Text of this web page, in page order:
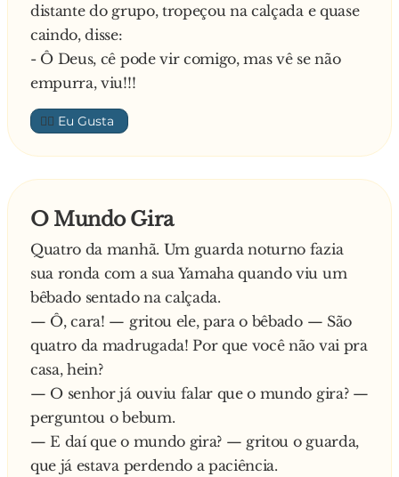
— Ligaram do bar e disseram que você
esqueceu a cadeira de rodas lá de novo!
distante do grupo, tropeçou na calçada e quase
caindo, disse:
- Ô Deus, cê pode vir comigo, mas vê se não
empurra, viu!!!
👍🏼
O Mundo Gira
Quatro da manhã. Um guarda noturno fazia
sua ronda com a sua Yamaha quando viu um
bêbado sentado na calçada.
— Ô, cara! — gritou ele, para o bêbado — São
quatro da madrugada! Por que você não vai pra
casa, hein?
— O senhor já ouviu falar que o mundo gira? —
perguntou o bebum.
— E daí que o mundo gira? — gritou o guarda,
que já estava perdendo a paciência.